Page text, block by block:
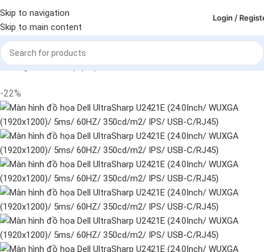
Skip to navigation
Skip to main content
Login /
Trang chủ Deskop (PC) Màn hình
-22%